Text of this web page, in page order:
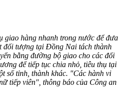
giao hàng nhanh trong nước để đưa
đối tượng tại Đồng Nai tách thành
bằng đường bộ giao cho các đối
để tiếp tục chia nhỏ, tiêu thụ tại
số tỉnh, thành khác. "Các hành vi
tiế‌p viê‌n", thông báo của Công an